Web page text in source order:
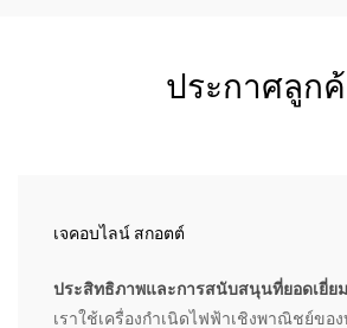
ประกาศลูก
เจคอบไลน์ สกอตต์
ประสิทธิภาพและการสนับสนุนที่ยอดเยี่ยม
เราใช้เครื่องกำเนิดไฟฟ้าเชิงพาณิชย์ของบ